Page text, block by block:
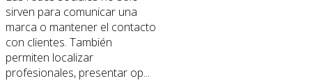
sirven para comunicar una
marca o mantener el contacto
con clientes. También
permiten localizar
profesionales, presentar op...